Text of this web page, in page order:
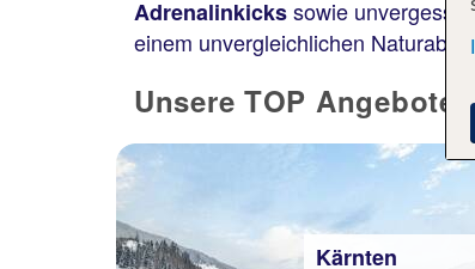
Adrenalinkickssowie
einem unvergleichlichen
Unsere TOP Angebote
Kärnten